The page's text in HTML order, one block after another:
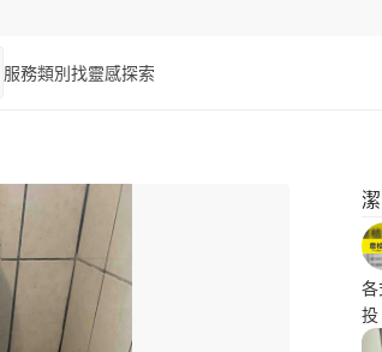
服務類別 找靈感探索
各
投
勿